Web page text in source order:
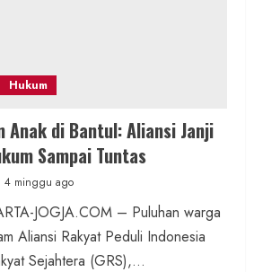
Hukum
Anak di Bantul: Aliansi Janji
Sampai Tuntas
4 minggu ago
JOGJA.COM – Puluhan warga
Aliansi Rakyat Peduli Indonesia
Sejahtera (GRS),...